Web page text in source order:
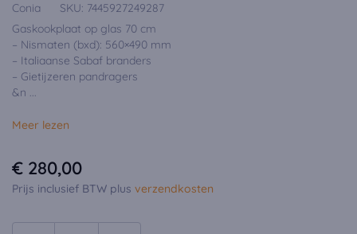
Conia SKU: 7445927249287
Gaskookplaat op glas 70 cm
– Nismaten (bxd): 560×490 mm
– Italiaanse Sabaf branders
– Gietijzeren pandragers
&n ...
Meer lezen
€ 280,00
Prijs inclusief BTW plus verzendkosten